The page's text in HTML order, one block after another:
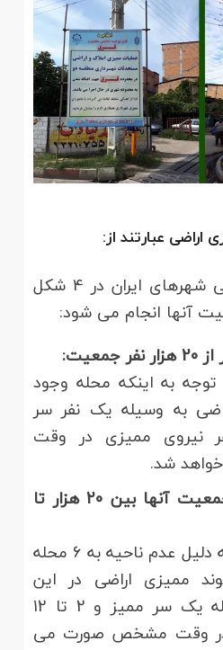
عبارتند از:
ممیزی اراضی در اقصی شهرهای ایران در 4 شکل
آنها انجام می شود:
به اینکه محله وجود
به وسیله یک نفر سر
نیروی ممیزی در وقت
شد.
شهرهایی که جمعیت آنها بین 20 هزار تا
در این شهرها به دلیل عدم ناحیه به 6 محله
ممیزی اراضی در این
شهرها به وسیله یک سر ممیز و 2 تا 12
در وقت مشخص صورت می